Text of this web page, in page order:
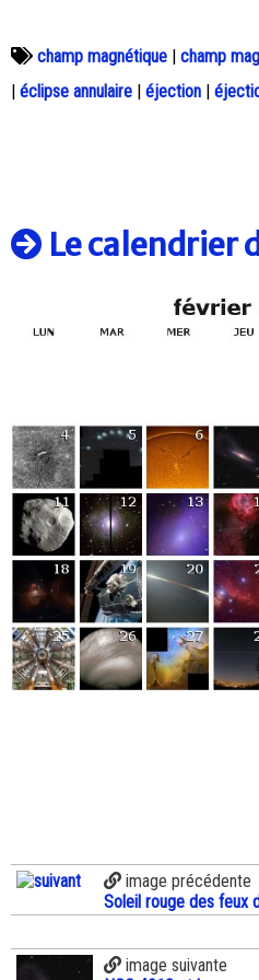
champ magnétique | champ
| éclipse annulaire | éjection |
Le calendrier
image précédente
Soleil rouge des feux
image suivante